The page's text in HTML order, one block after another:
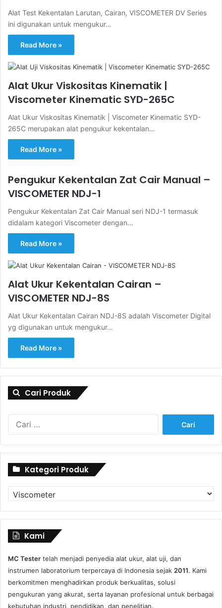
Alat Test Kekentalan Larutan, Cairan, VISCOMETER DV Series
ini digunakan untuk mengukur…
Read More »
Alat Ukur Viskositas Kinematik |
Viscometer Kinematic SYD-265C
Alat Ukur Viskositas Kinematik | Viscometer Kinematic SYD-
265C merupakan alat pengukur kekentalan…
Read More »
Pengukur Kekentalan Zat Cair Manual –
VISCOMETER NDJ-1
Pengukur Kekentalan Zat Cair Manual seri NDJ-1 termasuk
didalam kategori Viscometer dengan…
Read More »
Alat Ukur Kekentalan Cairan –
VISCOMETER NDJ-8S
Alat Ukur Kekentalan Cairan NDJ-8S adalah Viscometer Digital
yg digunakan untuk mengukur…
Read More »
Cari Produk
Kategori Produk
Kategori
Produk
Kami
MC Tester telah menjadi penyedia alat ukur, alat uji, dan
instrumen laboratorium terpercaya di Indonesia sejak 2011. Kami
berkomitmen menghadirkan produk berkualitas, solusi
pengukuran yang akurat, serta layanan profesional untuk berbagai
kebutuhan industri, pendidikan, dan penelitian.